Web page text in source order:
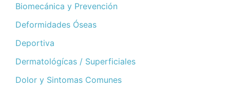
Biomecánica y Prevención
Deformidades Óseas
Deportiva
Dermatológícas / Superficiales
Dolor y Sintomas Comunes